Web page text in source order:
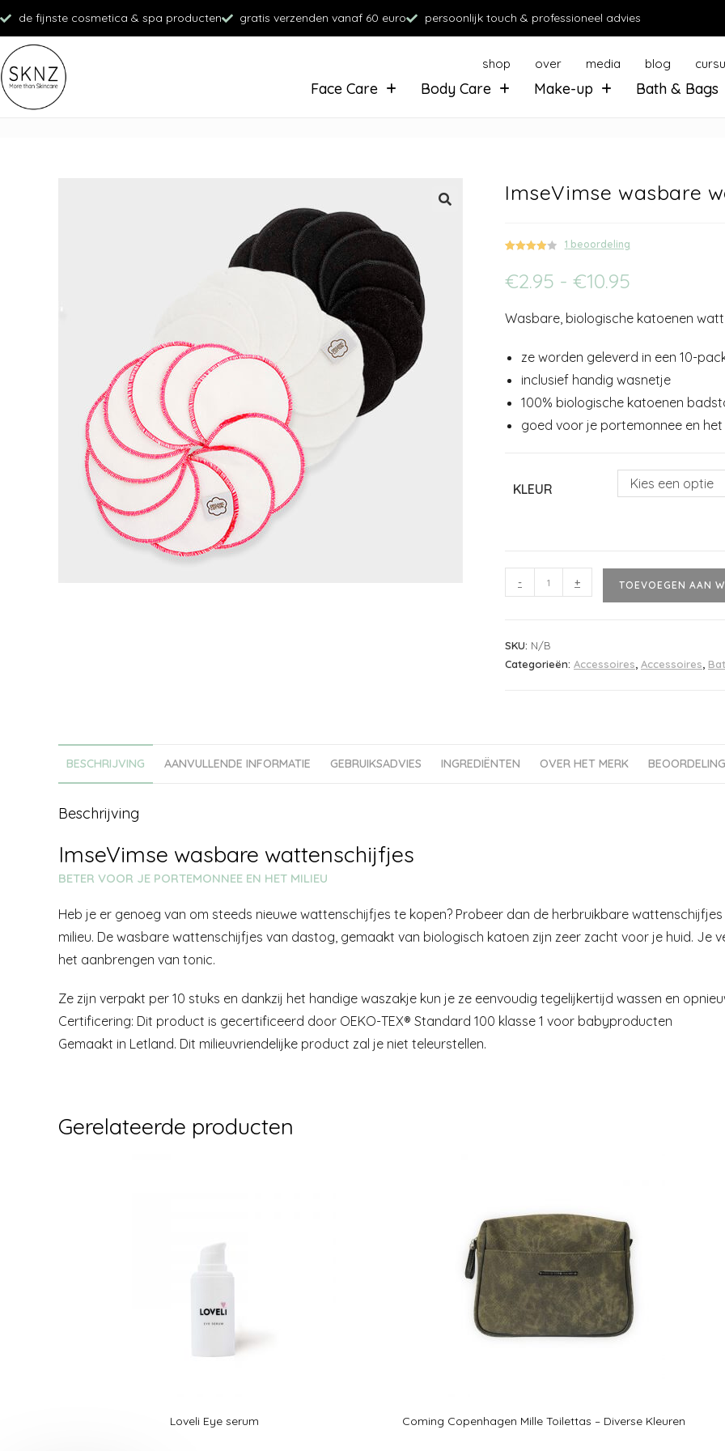
de fijnste cosmetica & spa producten gratis verzenden vanaf 60 euro persoonlijk touch & professioneel advies
shop over media blog
Face Care Body Care Make-up Bath & Bags
ImseVimse wasbare
erd4.00
op 5
d opklant
1 beoordeling
€2.95 - €10.95
Wasbare, biologische katoenen
ze worden geleverd in een 10-
inclusief handig wasnetje
100% biologische katoenen
goed voor je portemonnee en het
KLEUR Kies een optie
- + TOEVOEGEN AAN
SKU: N/B
Categorieën: Accessoires Accessoires
BESCHRIJVING AANVULLENDE INFORMATIE GEBRUIKSADVIES INGREDIËNTEN OVER HET MERK
Beschrijving
ImseVimse wasbare wattenschijfjes
BETER VOOR JE PORTEMONNEE EN HET MILIEU
Heb je er genoeg van om steeds nieuwe wattenschijfjes te kopen? Probeer dan de herbruikbare
milieu. De wasbare wattenschijfjes van dastog, gemaakt van biologisch katoen zijn zeer zacht voor je huid. Je
het aanbrengen van tonic.
Ze zijn verpakt per 10 stuks en dankzij het handige waszakje kun je ze eenvoudig tegelijkertijd wassen en
Certificering: Dit product is gecertificeerd door OEKO-TEX® Standard 100 klasse 1 voor babyproducten
Gemaakt in Letland. Dit milieuvriendelijke product zal je niet teleurstellen.
Gerelateerde producten
Loveli Eye serum Coming Copenhagen Mille Toilettas – Diverse Kleuren